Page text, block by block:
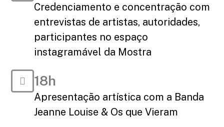
Credenciamento e concentração com
entrevistas de artistas, autoridades,
participantes no espaço
instagramável da Mostra
18h
Apresentação artística com a Banda
Jeanne Louise & Os que Vieram